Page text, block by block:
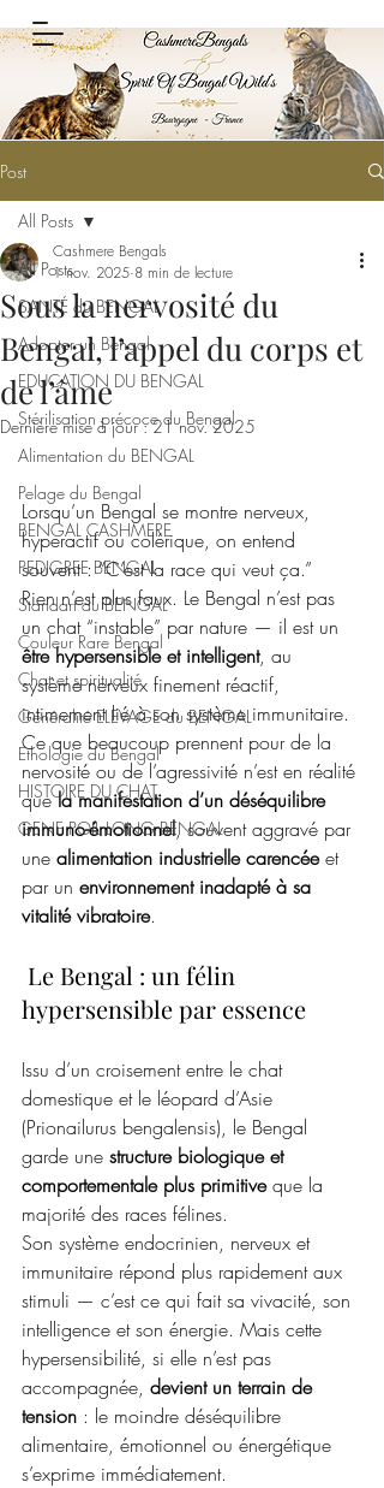
Post
All Posts
SANTÉ du BENGAL
Adopter un Bengal
EDUCATION DU BENGAL
Stérilisation précoce du Bengal
Alimentation du BENGAL
Pelage du Bengal
BENGAL CASHMERE
PEDIGREE BENGAL
Standart du BENGAL
Couleur Rare Bengal
Chat et spiritualité
Généralité ELEVAGE du BENGAL
Ethologie du Bengal
HISTOIRE DU CHAT
GENE POIL LONG BENGAL
All Posts
Sous la nervosité du
Bengal, l’appel du corps et
de l’âme
Cashmere Bengals
1 nov. 2025 8 min de lecture
Dernière mise à jour :21 nov. 2025
Lorsqu’un Bengal se montre nerveux,
hyperactif ou colérique, on entend
souvent : “C’est la race qui veut ça.”
Rien n’est plus faux. Le Bengal n’est pas
un chat “instable” par nature — il est un
être hypersensible et intelligent, au
système nerveux finement réactif,
intimement lié à son système immunitaire.
Ce que beaucoup prennent pour de la
nervosité ou de l’agressivité n’est en réalité
que la manifestation d’un déséquilibre
immuno-émotionnel, souvent aggravé par
une alimentation industrielle carencée et
par un environnement inadapté à sa
vitalité vibratoire.
hypersensible par essence
Issu d’un croisement entre le chat
domestique et le léopard d’Asie
(Prionailurus bengalensis), le Bengal
garde une structure biologique et
comportementale plus primitive que la
majorité des races félines.
Son système endocrinien, nerveux et
immunitaire répond plus rapidement aux
stimuli — c’est ce qui fait sa vivacité, son
intelligence et son énergie. Mais cette
hypersensibilité, si elle n’est pas
accompagnée, devient un terrain de
tension : le moindre déséquilibre
alimentaire, émotionnel ou énergétique
s’exprime immédiatement.